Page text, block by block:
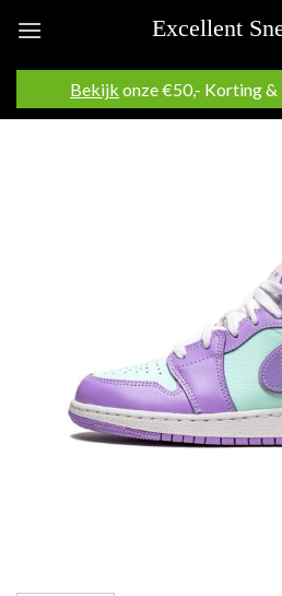
content
Bekijk onze €50,- Korting